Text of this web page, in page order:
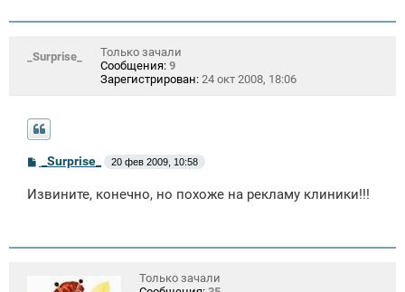
_Surprise_
Только зачали
Сообщения: 9
Зарегистрирован: 24 окт 2008, 18:06
б
и
_Surprise_ 20 фев 2009, 10:58
Извините, конечно, но похоже на рекламу клиники!!!
Только зачали